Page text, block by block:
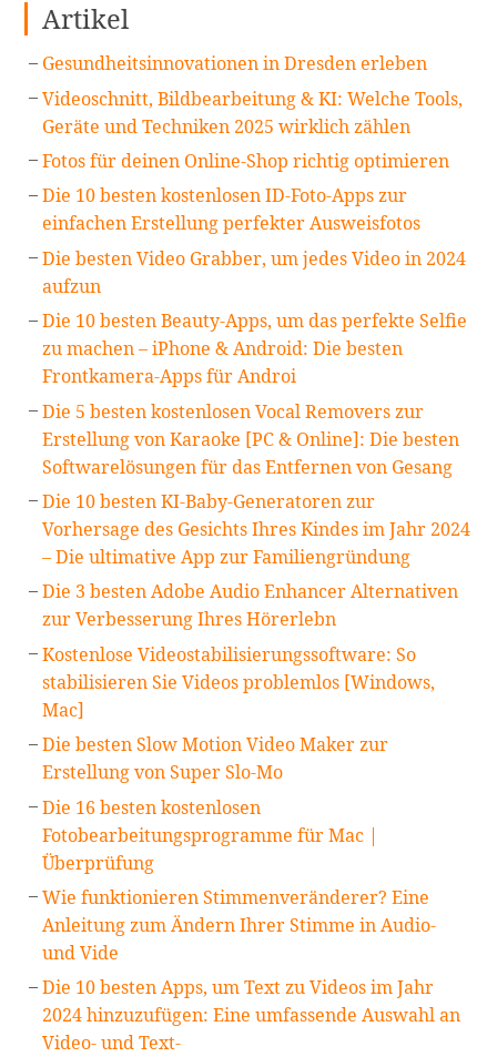
Artikel
Gesundheitsinnovationen in Dresden erleben
Videoschnitt, Bildbearbeitung & KI: Welche Tools,
Geräte und Techniken 2025 wirklich zählen
Fotos für deinen Online-Shop richtig optimieren
Die 10 besten kostenlosen ID-Foto-Apps zur
einfachen Erstellung perfekter Ausweisfotos
Die besten Video Grabber, um jedes Video in 2024
aufzun
Die 10 besten Beauty-Apps, um das perfekte Selfie
zu machen – iPhone & Android: Die besten
Frontkamera-Apps für Androi
Die 5 besten kostenlosen Vocal Removers zur
Erstellung von Karaoke [PC & Online]: Die besten
Softwarelösungen für das Entfernen von Gesang
Die 10 besten KI-Baby-Generatoren zur
Vorhersage des Gesichts Ihres Kindes im Jahr 2024
– Die ultimative App zur Familiengründung
Die 3 besten Adobe Audio Enhancer Alternativen
zur Verbesserung Ihres Hörerlebn
Kostenlose Videostabilisierungssoftware: So
stabilisieren Sie Videos problemlos [Windows,
Mac]
Die besten Slow Motion Video Maker zur
Erstellung von Super Slo-Mo
Die 16 besten kostenlosen
Fotobearbeitungsprogramme für Mac |
Überprüfung
Wie funktionieren Stimmenveränderer? Eine
Anleitung zum Ändern Ihrer Stimme in Audio-
und Vide
Die 10 besten Apps, um Text zu Videos im Jahr
2024 hinzuzufügen: Eine umfassende Auswahl an
Video- und Text-